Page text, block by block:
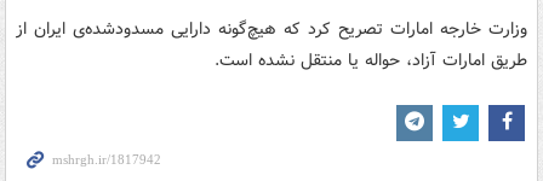
وزارت خارجه امارات تصریح کرد که هیچ‌گونه دارایی مسدودشده‌ی ایران از
طریق امارات آزاد، حواله یا منتقل نشده است.